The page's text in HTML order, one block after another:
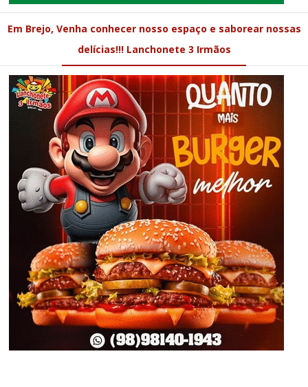
Em Brejo, Venha conhecer nosso espaço e saborear nossas
delícias!!! Lanchonete 3 Irmãos